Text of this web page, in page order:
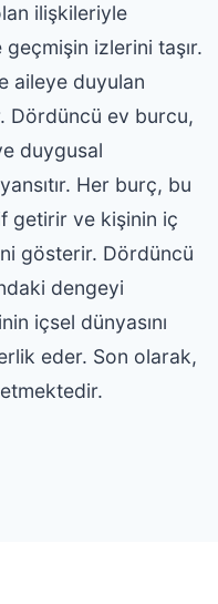
ilişkileriyle
geçmişin izlerini taşır.
aileye duyulan
Dördüncü ev burcu,
duygusal
Her burç, bu
getirir ve kişinin iç
gösterir. Dördüncü
dengeyi
içsel dünyasını
eder. Son olarak,